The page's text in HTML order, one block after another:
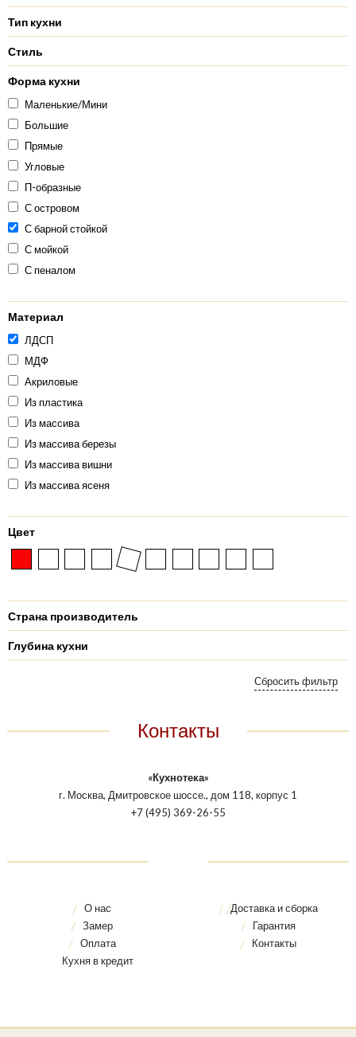
Тип кухни
Стиль
Форма кухни
Маленькие/Мини
Большие
Прямые
Угловые
П-образные
С островом
С барной стойкой
С мойкой
С пеналом
Материал
ЛДСП
МДФ
Акриловые
Из пластика
Из массива
Из массива березы
Из массива вишни
Из массива ясеня
Цвет
Страна производитель
Глубина кухни
Контакты
«Кухнотека»
г. Москва, Дмитровское шоссе., дом 118, корпус 1
+7 (495) 369-26-55
О нас
Замер
Оплата
Кухня в кредит
Доставка и сборка
Гарантия
Контакты